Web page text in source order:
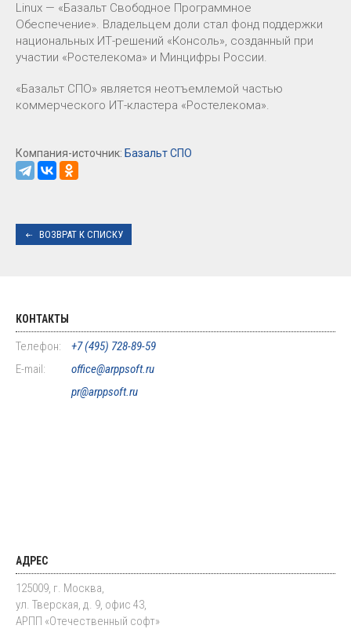
Linux — «Базальт Свободное Программное
Обеспечение». Владельцем доли стал фонд поддержки
национальных ИТ-решений «Консоль», созданный при
участии «Ростелекома» и Минцифры России.
«Базальт СПО» является неотъемлемой частью
коммерческого ИТ-кластера «Ростелекома».
Компания-источник: Базальт СПО
ВОЗВРАТ К СПИСКУ
КОНТАКТЫ
Телефон:
+7 (495) 728-89-59
E-mail:
office@arppsoft.ru
pr@arppsoft.ru
АДРЕС
125009, г. Москва,
ул. Тверская, д. 9, офис 43,
АРПП «Отечественный софт»